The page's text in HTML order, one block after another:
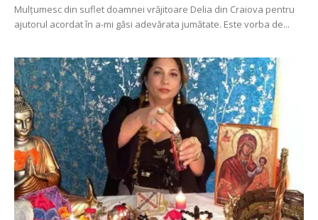
Mulţumesc din suflet doamnei vrăjitoare Delia din Craiova pentru
ajutorul acordat în a-mi găsi adevărata jumătate. Este vorba de...